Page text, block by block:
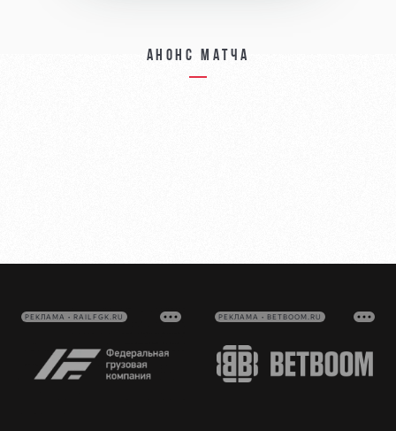
Анонс матча
РЕКЛАМА • RAILFGK.RU РЕКЛАМА • BETBOOM.RU